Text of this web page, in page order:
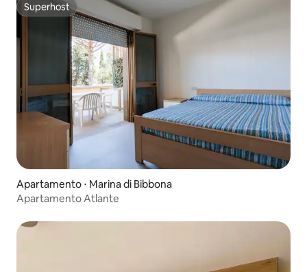
Superhost
Superhost
Apartamento ⋅ Marina di Bibbona
Apartamento Atlante